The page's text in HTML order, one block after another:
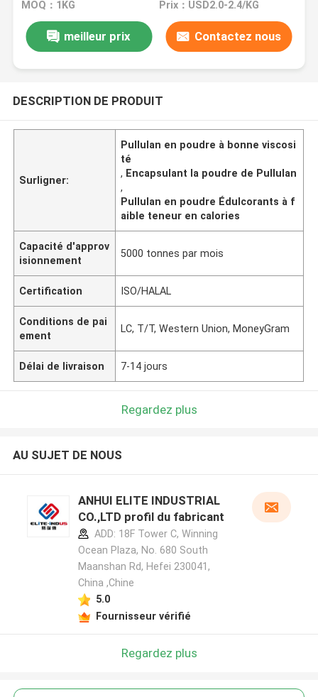
MOQ：1KG Prix：USD2.0-2.4/KG
meilleur prix Contactez nous
DESCRIPTION DE PRODUIT
Surligner:
Pullulan en poudre à bonne viscosi
té
, Encapsulant la poudre de Pullulan
,
Pullulan en poudre Édulcorants à f
aible teneur en calories
Capacité d'approv
isionnement
5000 tonnes par mois
Certification ISO/HALAL
Conditions de pai
ement
LC, T/T, Western Union, MoneyGram
Délai de livraison 7-14 jours
Regardez plus
AU SUJET DE NOUS
ANHUI ELITE INDUSTRIAL
CO.,LTD profil du fabricant
ADD: 18F Tower C, Winning
Ocean Plaza, No. 680 South
Maanshan Rd, Hefei 230041,
China ,Chine
5.0
Fournisseur vérifié
Regardez plus